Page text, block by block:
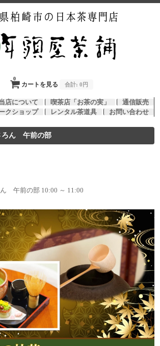
カートを見る
0
合計: 0円
店について 喫茶店「お茶の実」
通信販売
クショップ レンタル茶道具 お問い合わせ
ろん 午前の部
午前の部 10:00 ～ 11:00